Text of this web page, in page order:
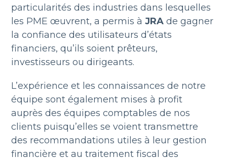
particularités des industries dans lesquelles
les PME œuvrent, a permis àJRA de gagner
la confiance des utilisateurs d’états
financiers, qu’ils soient prêteurs,
investisseurs ou dirigeants.
L’expérience et les connaissances de notre
équipe sont également mises à profit
auprès des équipes comptables de nos
clients puisqu’elles se voient transmettre
des recommandations utiles à leur gestion
financière et au traitement fiscal des